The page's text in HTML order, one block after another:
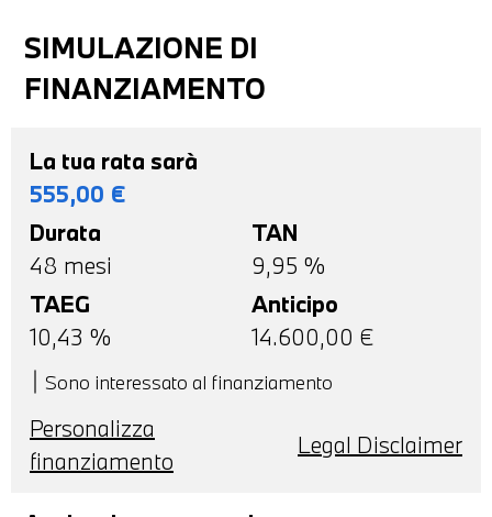
SIMULAZIONE DI
FINANZIAMENTO
La tua rata sarà
555,00 €
Durata
48 mesi
TAN
9,95 %
TAEG
10,43 %
Anticipo
14.600,00 €
Sono interessato al finanziamento
Personalizza
finanziamento
Legal Disclaimer